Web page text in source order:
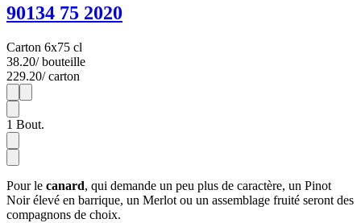
90134 75 2020
Carton 6x75 cl
38.20/ bouteille
229.20/ carton
1
1 Bout.
Pour le canard, qui demande un peu plus de caractère, un Pinot
Noir élevé en barrique, un Merlot ou un assemblage fruité seront des
compagnons de choix.